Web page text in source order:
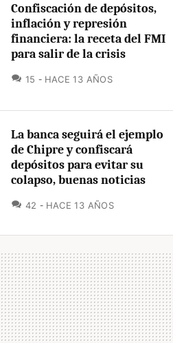
Confiscación de depósitos,
inflación y represión
financiera: la receta del FMI
para salir de la crisis
15 COMENTARIOS
HACE 13 AÑOS
La banca seguirá el ejemplo
de Chipre y confiscará
depósitos para evitar su
colapso, buenas noticias
42 COMENTARIOS
HACE 13 AÑOS